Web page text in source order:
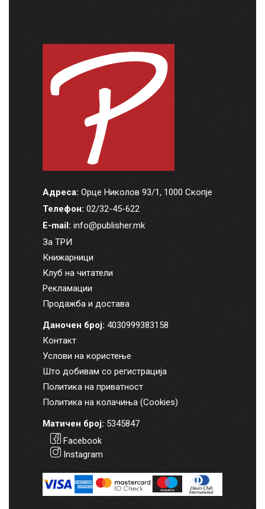
Адреса: Орце Николов 93/1, 1000 Скопје
Телефон: 02/32-45-622
E-mail: info@publisher.mk
За ТРИ
Книжарници
Клуб на читатели
Рекламации
Продажба и достава
Даночен број: 4030999383158
Контакт
Услови на користење
Што добивам со регистрација
Политика на приватност
Политика на колачиња (Cookies)
Матичен број: 5345847
Facebook
Instagram